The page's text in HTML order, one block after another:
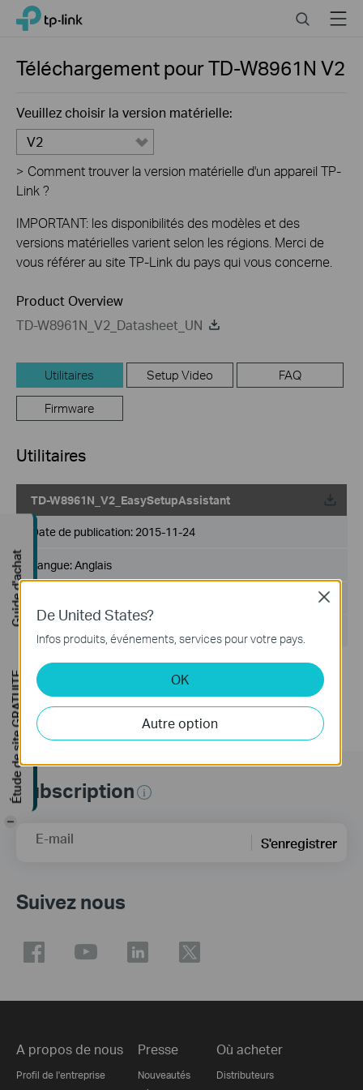
Click
the
navigation
TP-Link, Reliably Smart SearchMenu
Téléchargement pourTD-W8961N V2
Veuillez choisir la version matérielle:
V2
> Comment trouver la version matérielle d'un appareil TP-
Link ?
IMPORTANT: les disponibilités des modèles et des
versions matérielles varient selon les régions. Merci de
vous référer au site TP-Link du pays qui vous concerne.
Product Overview
TD-W8961N_V2_Datasheet_UN
Utilitaires Setup Video FAQ
Firmware
Utilitaires
TD-W8961N_V2_EasySetupAssistant
Date de publication: 2015-11-24
Langue:Anglais
Notes:
For TD-W8961N_V2
Subscription
E-mail S'enregistrer
Suivez nous
A propos de nous
Profil de l'entreprise
Presse
Nouveautés
Où acheter
Distributeurs
De United States?
Infos produits, événements, services pour votre pays.
OK
Autre option
Close
Guide d'achat
Étude de site GRATUITE